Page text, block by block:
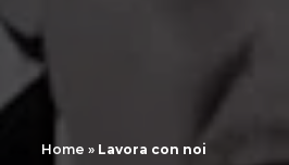
Home » Lavora con noi